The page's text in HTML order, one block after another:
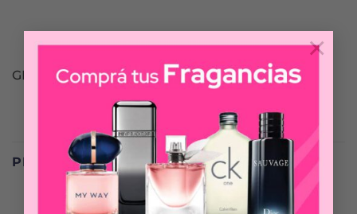
×
GILLETTE
PRODUCTOS RELACIONADOS